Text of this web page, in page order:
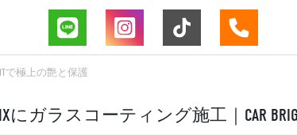
で極上の艶と保護
にガラスコーティング施工｜CAR